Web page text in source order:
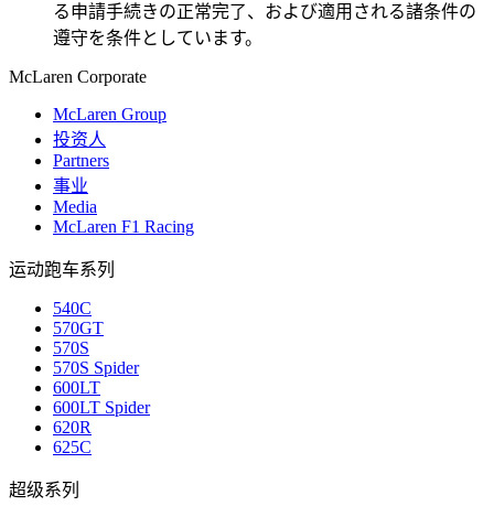
る申請手続きの正常完了、および適用される諸条件の
遵守を条件としています。
McLaren Corporate
McLaren Group
投资人
Partners
事业
Media
McLaren F1 Racing
运动跑车系列
540C
570GT
570S
570S Spider
600LT
600LT Spider
620R
625C
超级系列